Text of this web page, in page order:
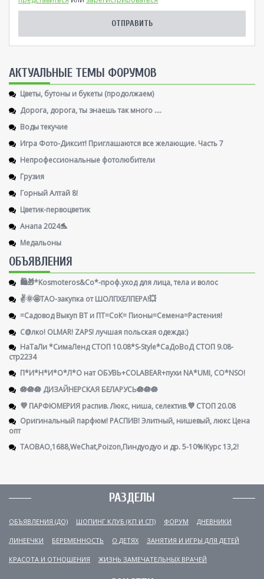
AКТУАЛЬНЫЕ ТЕМЫ ФОРУМОВ
Цветы, бутоны и букеты (продолжаем)
Дорога, дорога, ты знаешь так много ....
Воды текучие
Игра Фото-Диксит! Приглашаются все желающие. Часть 7
Непрофессиональные фотолюбители
Грузия
Горный Алтай 8!
Цветик-первоцветик
Анапа 2024🐬
Медальоны
ОБЪЯВЛЕНИЯ
🛍️🎁*Kosmoteros&Co*-проф.уход для лица, тела и волос
✌️🌞🤩ТАО-закупка от ШОЛПХЕЛПЕРА!💥
=Садовод Выкуп ВТ и ПТ=СоК= Пионы=Семена=Растения!
С@лко! OLMAR! ZAPS! лучшая польская одежда:)
НаТаЛи *СимаЛенд СТОП 10.08*S-Style*СаДоВоД СТОП 9.08-
стр2234
П*И*Н*И*О*Л*О нат ОБУВЬ+COLABEAR+пухи NA*UMI, CO*NSO!
🪷🪷🪷 ДИЗАЙНЕРСКАЯ БЕЛАРУСЬ🪷🪷🪷
💜 ПАРФЮМЕРИЯ распив. Люкс, ниша, селектив.💜 СТОП 20.08
Оригинальный парфюм! РАСПИВ! Элитный, нишевый, люкс Цена
опт
TAOBAO,1688,WeChat,Poizon,Пиндуодуо и др. 5-10%!Курс 13,2!
РАЗДЕЛЫ
ОБЪЯВЛЕНИЯ (ДО) ШОПИНГ КЛУБ (КП И СП) ФОРУМ ДНЕВНИКИ
ЛИНЕЕЧКИ БЕРЕМЕННОСТЬ О ДЕТЯХ ЗАНЯТИЯ И ИГРЫ ДЛЯ ДЕТЕЙ
КРАСОТА И ОТНОШЕНИЯ ЖИЗНЬ ЗАМЕЧАТЕЛЬНЫХ ВРАЧЕЙ